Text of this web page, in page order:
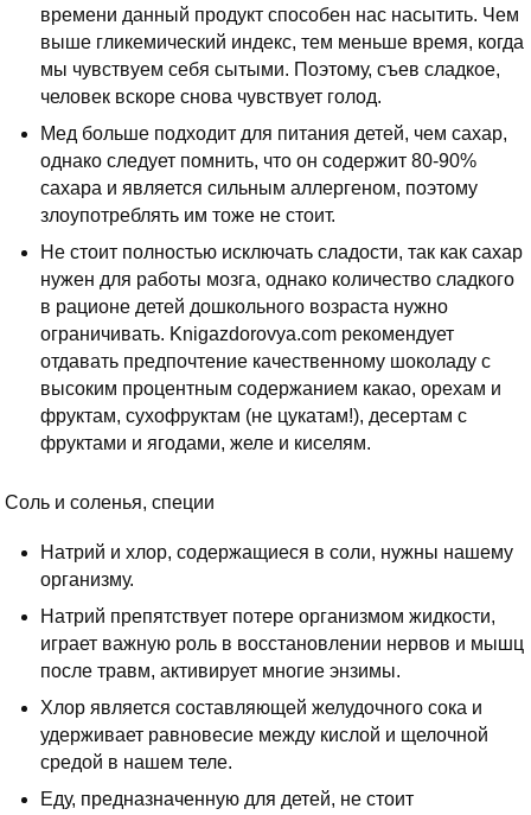
времени данный продукт способен нас насытить. Чем
выше гликемический индекс, тем меньше время, когда
мы чувствуем себя сытыми. Поэтому, съев сладкое,
человек вскоре снова чувствует голод.
Мед больше подходит для питания детей, чем сахар,
однако следует помнить, что он содержит 80-90%
сахара и является сильным аллергеном, поэтому
злоупотреблять им тоже не стоит.
Не стоит полностью исключать сладости, так как сахар
нужен для работы мозга, однако количество сладкого
в рационе детей дошкольного возраста нужно
ограничивать. Knigazdorovya.com рекомендует
отдавать предпочтение качественному шоколаду с
высоким процентным содержанием какао, орехам и
фруктам, сухофруктам (не цукатам!), десертам с
фруктами и ягодами, желе и киселям.
Соль и соленья, специи
Натрий и хлор, содержащиеся в соли, нужны нашему
организму.
Натрий препятствует потере организмом жидкости,
играет важную роль в восстановлении нервов и мышц
после травм, активирует многие энзимы.
Хлор является составляющей желудочного сока и
удерживает равновесие между кислой и щелочной
средой в нашем теле.
Еду, предназначенную для детей, не стоит